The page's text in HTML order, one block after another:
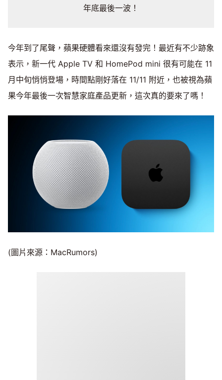
年底最後一波！
今年到了尾聲，蘋果硬體看來還沒有發完！最近有不少跡象
表示，新一代 Apple TV 和 HomePod mini 很有可能在 11
月中旬悄悄登場，時間點剛好落在 11/11 附近，也被視為蘋
果今年最後一次智慧家庭產品更新，這次真的要來了嗎！
(圖片來源：MacRumors)